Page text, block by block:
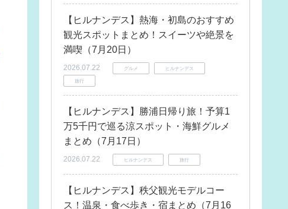
【ヒルナンデス】熱海・初島のおすすめ
観光スポットまとめ！スイーツや絶景を
満喫（7月20日）
2026.07.22 グルメ ヒルナンデス
旅行
【ヒルナンデス】勝浦日帰り旅！予算1
万5千円で巡る涼スポット・海鮮グルメ
まとめ（7月17日）
2026.07.22 ヒルナンデス 旅行
【ヒルナンデス】秩父観光モデルコー
ス！温泉・食べ歩き・宿まとめ（7月16